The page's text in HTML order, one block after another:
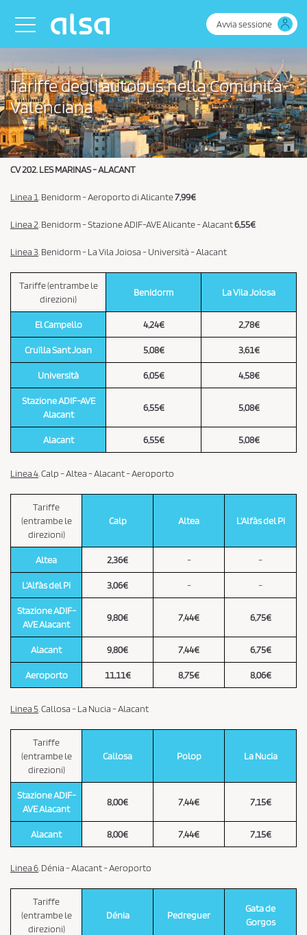
Skip to Main Content
Toggle navigation
Avvia sessione
Tariffe degli autobus nella Comunità
Valenciana
CV 202. LES MARINAS - ALACANT
Linea 1 . Benidorm - Aeroporto di Alicante7,99€
Linea 2 . Benidorm - Stazione ADIF-AVE Alicante - Alacant6,55€
Linea 3 . Benidorm - La Vila Joiosa - Università - Alacant
Tariffe (entrambe le
direzioni)
Benidorm La Vila Joiosa
El Campello 4,24€ 2,78€
Cruïlla Sant Joan 5,08€ 3,61€
Università 6,05€ 4,58€
Stazione ADIF-AVE
Alacant
6,55€ 5,08€
Alacant 6,55€ 5,08€
Linea 4 . Calp - Altea - Alacant - Aeroporto
Tariffe
(entrambe le
direzioni)
Calp Altea L'Alfàs del Pi
Altea 2,36€ - -
L'Alfàs del Pi 3,06€ - -
Stazione ADIF-
AVE Alacant
9,80€ 7,44€ 6,75€
Alacant 9,80€ 7,44€ 6,75€
Aeroporto 11,11€ 8,75€ 8,06€
Linea 5 . Callosa - La Nucia - Alacant
Tariffe
(entrambe le
direzioni)
Callosa Polop La Nucia
Stazione ADIF-
AVE Alacant
8,00€ 7,44€ 7,15€
Alacant 8,00€ 7,44€ 7,15€
Linea 6 Dénia - Alacant - Aeroporto
Tariffe
(entrambe le
direzioni)
Dénia Pedreguer
Gata de
Gorgos